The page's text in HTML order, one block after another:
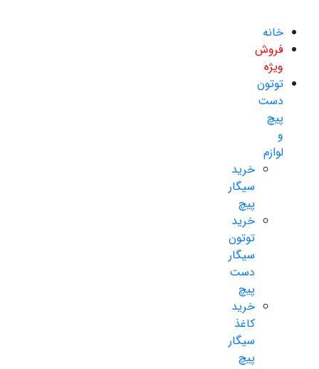
خانه
فروش
ویژه
توتون
دست
پیچ
و
لوازم
خرید
سیگار
پیچ
خرید
توتون
سیگار
دست
پیچ
خرید
کاغذ
سیگار
پیچ